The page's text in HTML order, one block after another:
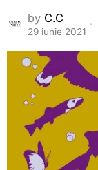
by C.C
29 iunie 2021